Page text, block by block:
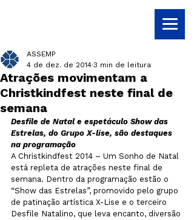
Atrações movimentam a
Christkindfest neste final de
semana
ASSEMP
4 de dez. de 2014 3 min de leitura
Desfile de Natal e espetáculo Show das
Estrelas, do Grupo X-lise, são destaques
na programação
A Christkindfest 2014 – Um Sonho de Natal
está repleta de atrações neste final de
semana. Dentro da programação estão o
“Show das Estrelas”, promovido pelo grupo
de patinação artística X-Lise e o terceiro
Desfile Natalino, que leva encanto, diversão